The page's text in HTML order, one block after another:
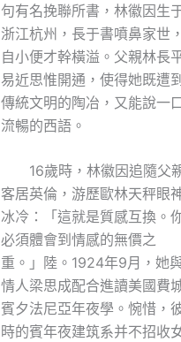
句有名挽聯所書，林徽因生
浙江杭州，長于書噴鼻家世，
自小便才幹橫溢。父親林長
易近思惟開通，使得她既遭
傳統文明的陶冶，又能說一
流暢的西語。
16歲時，林徽因追隨父
客居英倫，游歷歐林天秤眼
冰冷：「這就是質感互換。
必須體會到情感的無價之
重。」陸。1924年9月，她
情人梁思成配合進讀美國費
賓夕法尼亞年夜學。惋惜，
時的賓年夜建筑系并不招收